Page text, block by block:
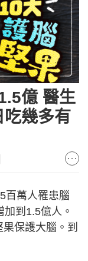
億 醫生
幾多有
百萬人罹患腦
到1.5億人。
保護大腦。到